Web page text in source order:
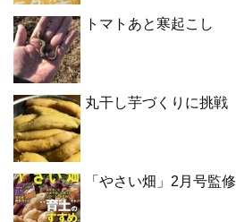
トマトあと寒起こし
丸干し芋づくりに挑戦
「やさい畑」2月号監修